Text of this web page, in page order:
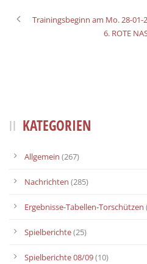
Trainingsbeginn am Mo. 28-01-
6. ROTE
KATEGORIEN
Allgemein (267)
Nachrichten (285)
Ergebnisse-Tabellen-Torschützen
Spielberichte(25)
Spielberichte 08/09(10)